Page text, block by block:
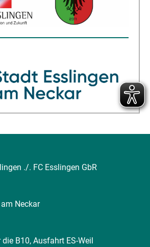
./. FC Esslingen GbR
Neckar
B10, Ausfahrt ES-Weil